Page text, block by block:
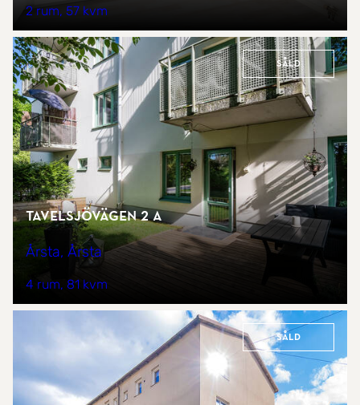
2 rum 57 kvm
Såld
Tavelsjövägen 2 A
Årsta, Årsta
4 rum 81 kvm
Såld